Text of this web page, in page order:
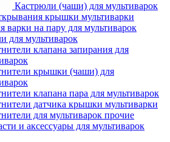
Кастрюли (чаши) для мультиварок
крышки мультиварки
варки на пару для мультиварок
для мультиварок
клапана запирания для
крышки (чаши) для
клапана пара для мультиварок
датчика крышки мультиварки
для мультиварок прочие
и аксессуары для мультиварок